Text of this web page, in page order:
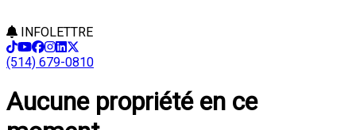
INFOLETTRE
(514) 679-0810
Aucune propriété en ce